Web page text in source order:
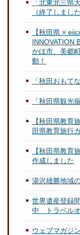
「北東北三県
（終了しました
【秋田県 ×
INNOVATION
かほ市、美郷
動！
「秋田おもて
「秋田県観光
【秋田県教育
田県教育旅行
【秋田県教育
作成しました
湯沢雄勝地域
世界遺産登録
中 トラベルオ
ウェブマガジ